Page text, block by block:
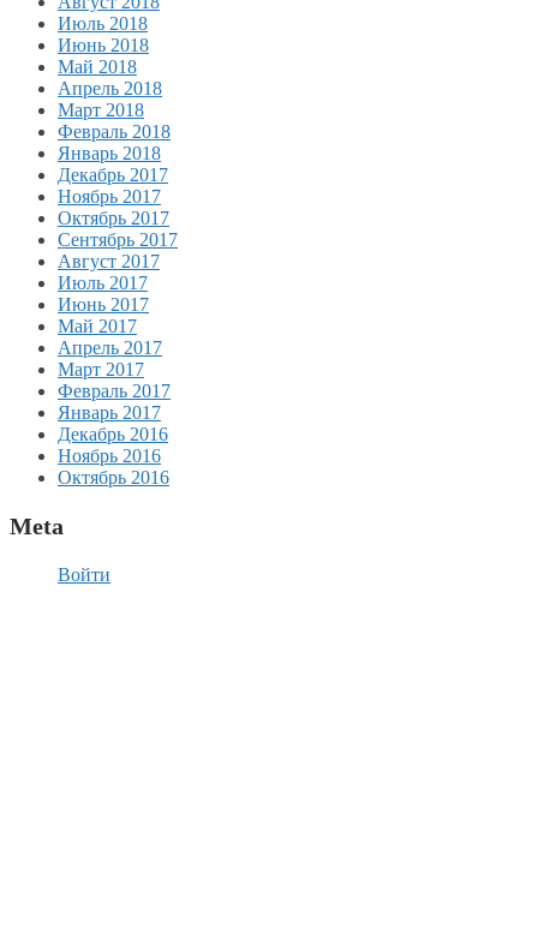
Июль 2018
Июнь 2018
Май 2018
Апрель 2018
Март 2018
Февраль 2018
Январь 2018
Декабрь 2017
Ноябрь 2017
Октябрь 2017
Сентябрь 2017
Август 2017
Июль 2017
Июнь 2017
Май 2017
Апрель 2017
Март 2017
Февраль 2017
Январь 2017
Декабрь 2016
Ноябрь 2016
Октябрь 2016
Meta
Войти